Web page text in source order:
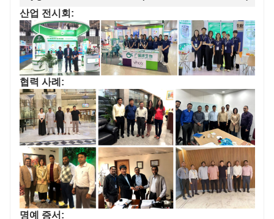
산업 전시회:
협력 사례:
명예 증서: